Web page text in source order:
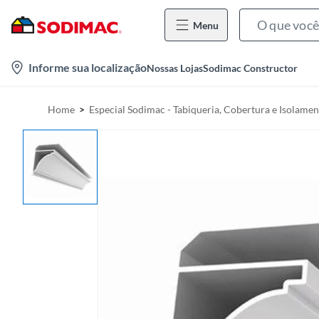
Menu
Informe sua localizaçãoNossas LojasSodimac Constructor
Home Especial Sodimac - Tabiqueria, Cobertura e